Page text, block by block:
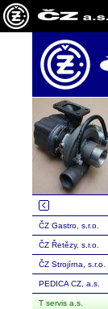
ČZ Gastro, s.r.o.
ČZ Řetězy, s.r.o.
ČZ Strojírna, s.r.o.
PEDICA CZ, a.s.
T servis a.s.